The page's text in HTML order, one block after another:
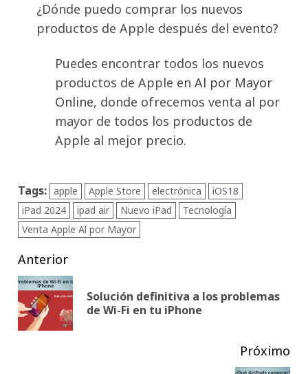
¿Dónde puedo comprar los nuevos
productos de Apple después del evento?
Puedes encontrar todos los nuevos
productos de Apple en Al por Mayor
Online, donde ofrecemos venta al por
mayor de todos los productos de
Apple al mejor precio.
Tags: apple Apple Store electrónica
iOS18
iPad 2024
ipad air Nuevo iPad
Tecnología
Venta Apple Al por Mayor
Post
navigation
Anterior
Solución definitiva a los problemas
de Wi-Fi en tu iPhone
Próximo